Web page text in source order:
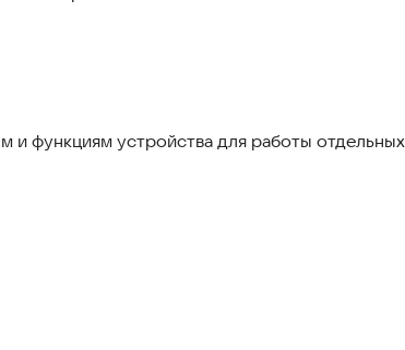
абонементы. Контролируйте баланс в
Удобно и быстро. Потому что это
функциям устройства для работы отдельных